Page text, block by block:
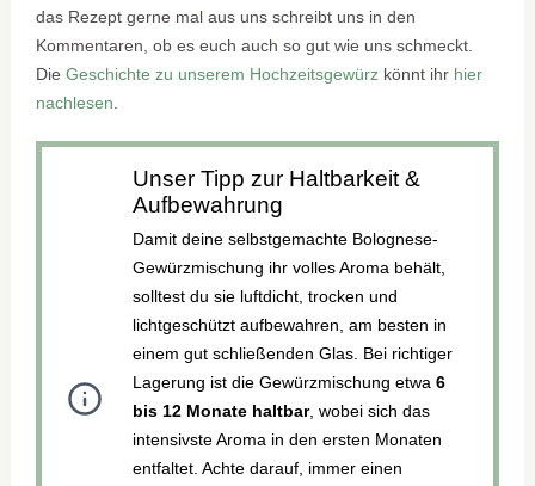
das Rezept gerne mal aus uns schreibt uns in den
Kommentaren, ob es euch auch so gut wie uns schmeckt.
DieGeschichte zu unserem Hochzeitsgewürz könnt ihr hier
nachlesen.
Unser Tipp zur Haltbarkeit &
Aufbewahrung
Damit deine selbstgemachte Bolognese-
Gewürzmischung ihr volles Aroma behält,
solltest du sie luftdicht, trocken und
lichtgeschützt aufbewahren, am besten in
einem gut schließenden Glas. Bei richtiger
Lagerung ist die Gewürzmischung etwa6
bis 12 Monate haltbar, wobei sich das
intensivste Aroma in den ersten Monaten
entfaltet. Achte darauf, immer einen